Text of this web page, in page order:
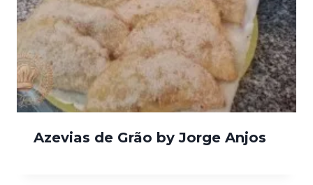
Azevias de Grão by Jorge Anjos